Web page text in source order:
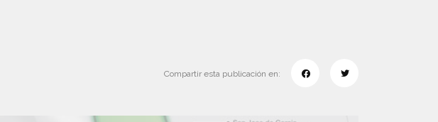
Compartir esta publicación en: